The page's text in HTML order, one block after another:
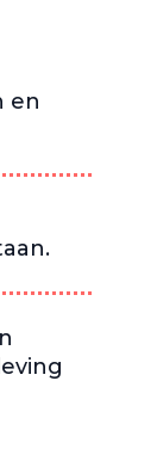
en